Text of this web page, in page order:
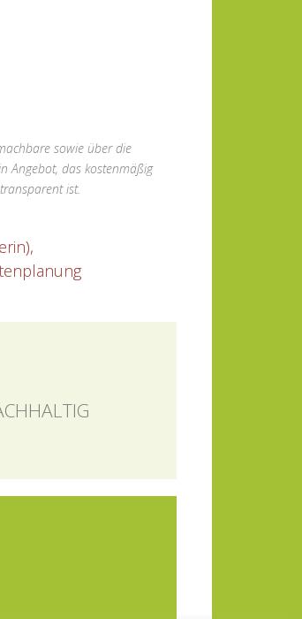
sowie über die
Angebot, das kostenmäßig
ist.